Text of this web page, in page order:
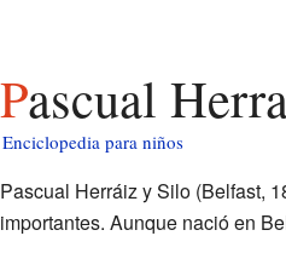
Pascual
Enciclopedia para niños
Pascual Herráiz y Silo (Belfast,
importantes. Aunque nació en